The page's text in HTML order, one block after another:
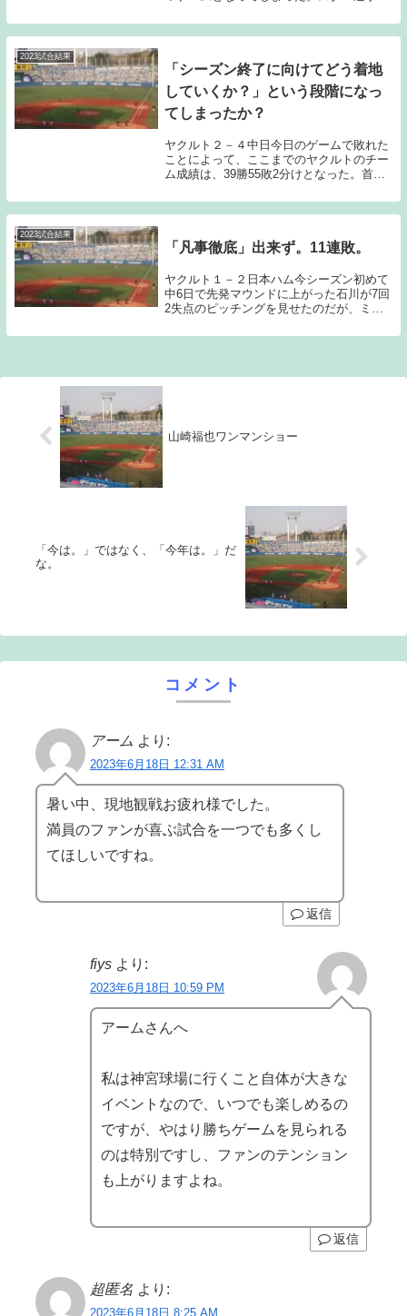
それだけでチームは活気付く。ヤクルトに
も村上宗隆、山田哲人というスーパースタ
2023試合結果
「シーズン終了に向けてどう着地
していくか？」という段階になっ
てしまったか？
ヤクルト２－４中日今日のゲームで敗れた
ことによって、ここまでのヤクルトのチー
ム成績は、39勝55敗2分けとなった。首位
インとなる3位DeNAとのゲーム差は8.5ゲ
ーム差となった。残り試合数が46試...
2023試合結果
「凡事徹底」出来ず。11連敗。
ヤクルト１－２日本ハム今シーズン初めて
中6日で先発マウンドに上がった石川が7回
2失点のピッチングを見せたのだが、ミス
ルトは離脱者やコンディション不良を抱え
山崎福也ワンマンショー
「今は。」ではなく、「今年は。」だ
な。
コメント
アーム より:
2023年6月18日 12:31 AM
暑い中、現地観戦お疲れ様でした。
満員のファンが喜ぶ試合を一つでも多くし
てほしいですね。
返信
fiys より:
2023年6月18日 10:59 PM
アームさんへ
私は神宮球場に行くこと自体が大きな
イベントなので、いつでも楽しめるの
ですが、やはり勝ちゲームを見られる
のは特別ですし、ファンのテンション
も上がりますよね。
返信
超匿名 より:
2023年6月18日 8:25 AM